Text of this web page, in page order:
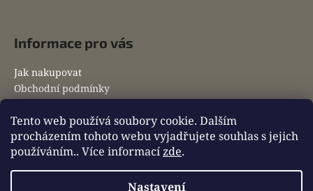
Tento web používá soubory cookie. Dalším
procházením tohoto webu vyjadřujete souhlas s jejich
používáním.. Více informacízde.
Nastavení
Informace pro vás
Jak nakupovat
Obchodní podmínky
Reklamace zboží
Podmínky ochrany osobních údajů
Zásady používání souborů cookie